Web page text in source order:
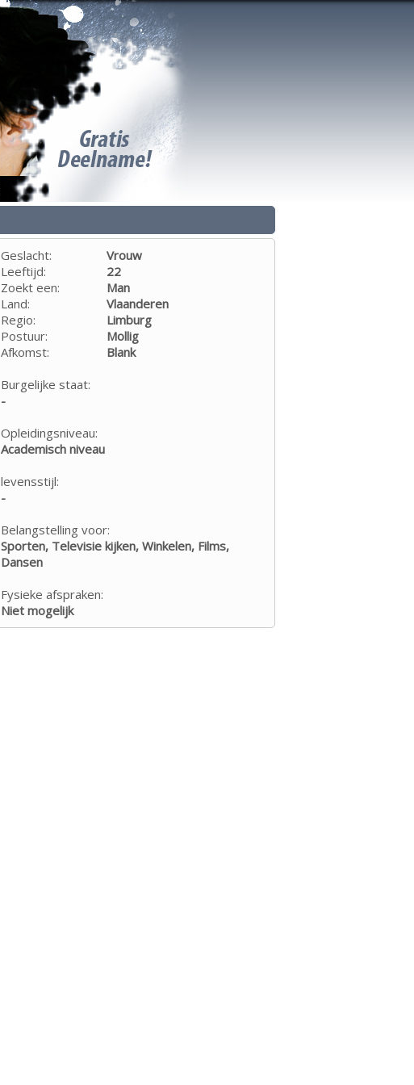
Geslacht:
Vrouw
Leeftijd:
22
Zoekt een:
Man
Land:
Vlaanderen
Regio:
Limburg
Postuur:
Mollig
Afkomst:
Blank
Burgelijke staat:
-
Opleidingsniveau:
Academisch niveau
levensstijl:
-
Belangstelling voor:
Sporten, Televisie kijken, Winkelen, Films,
Dansen
Fysieke afspraken:
Niet mogelijk